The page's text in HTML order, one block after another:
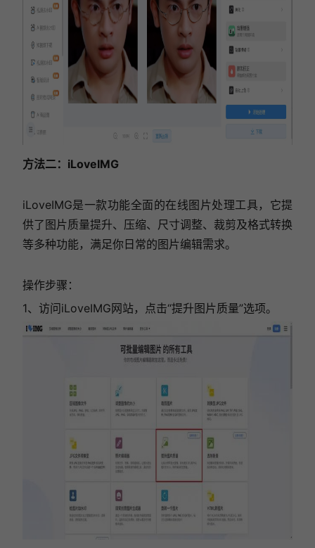
方法二：iLoveIMG
iLoveIMG是一款功能全面的在线图片处理工具，它提
供了图片质量提升、压缩、尺寸调整、裁剪及格式转换
等多种功能，满足你日常的图片编辑需求。
操作步骤：
1、访问iLoveIMG网站，点击“提升图片质量”选项。